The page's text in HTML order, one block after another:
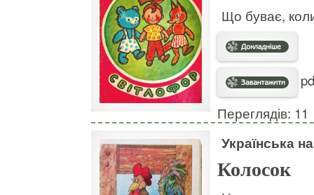
Що буває,
Переглядів: 11
Українська
Колосок